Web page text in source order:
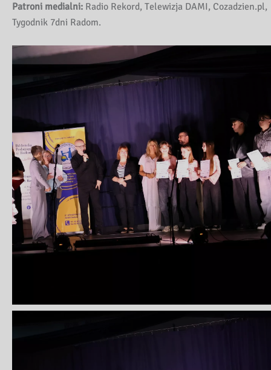
Patroni medialni: Radio Rekord, Telewizja DAMI, Cozadzien.pl,
Tygodnik 7dni Radom.